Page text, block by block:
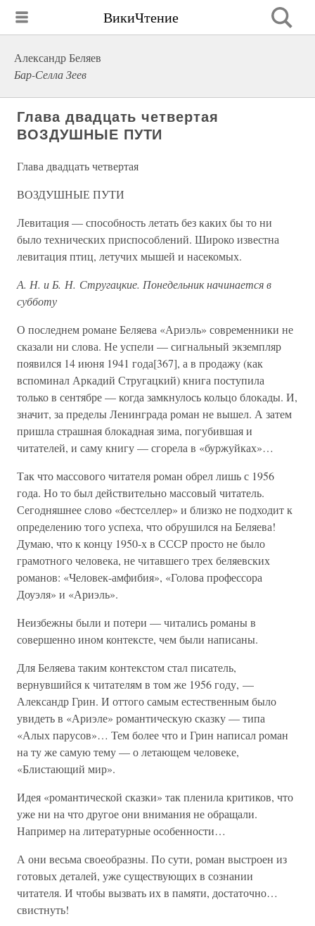
ВикиЧтение
Александр Беляев
Бар-Селла Зеев
Глава двадцать четвертая
ВОЗДУШНЫЕ ПУТИ
Глава двадцать четвертая
ВОЗДУШНЫЕ ПУТИ
Левитация — способность летать без каких бы то ни
было технических приспособлений. Широко известна
левитация птиц, летучих мышей и насекомых.
А. Н. и Б. Н. Стругацкие. Понедельник начинается в
субботу
О последнем романе Беляева «Ариэль» современники не
сказали ни слова. Не успели — сигнальный экземпляр
появился 14 июня 1941 года[367], а в продажу (как
вспоминал Аркадий Стругацкий) книга поступила
только в сентябре — когда замкнулось кольцо блокады. И,
значит, за пределы Ленинграда роман не вышел. А затем
пришла страшная блокадная зима, погубившая и
читателей, и саму книгу — сгорела в «буржуйках»…
Так что массового читателя роман обрел лишь с 1956
года. Но то был действительно массовый читатель.
Сегодняшнее слово «бестселлер» и близко не подходит к
определению того успеха, что обрушился на Беляева!
Думаю, что к концу 1950-х в СССР просто не было
грамотного человека, не читавшего трех беляевских
романов: «Человек-амфибия», «Голова профессора
Доуэля» и «Ариэль».
Неизбежны были и потери — читались романы в
совершенно ином контексте, чем были написаны.
Для Беляева таким контекстом стал писатель,
вернувшийся к читателям в том же 1956 году, —
Александр Грин. И оттого самым естественным было
увидеть в «Ариэле» романтическую сказку — типа
«Алых парусов»… Тем более что и Грин написал роман
на ту же самую тему — о летающем человеке,
«Блистающий мир».
Идея «романтической сказки» так пленила критиков, что
уже ни на что другое они внимания не обращали.
Например на литературные особенности…
А они весьма своеобразны. По сути, роман выстроен из
готовых деталей, уже существующих в сознании
читателя. И чтобы вызвать их в памяти, достаточно…
свистнуть!